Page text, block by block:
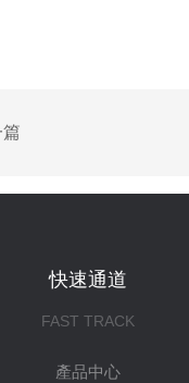
快速通道
FAST TRACK
產品中心